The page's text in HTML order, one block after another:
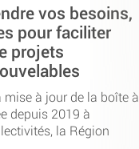
vos besoins,
pour faciliter
projets
mise à jour de la boîte à
depuis 2019 à
la Région